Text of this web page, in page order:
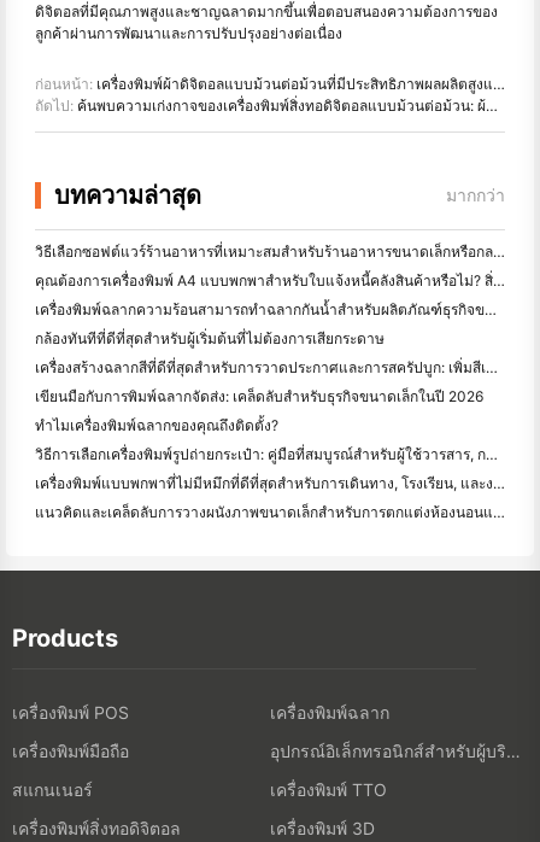
ดิจิตอลที่มีคุณภาพสูงและชาญฉลาดมากขึ้นเพื่อตอบสนองความต้องการของ
ลูกค้าผ่านการพัฒนาและการปรับปรุงอย่างต่อเนื่อง
ก่อนหน้า: เครื่องพิมพ์ผ้าดิจิตอลแบบม้วนต่อม้วนที่มีประสิทธิภาพผลผลิตสูงและสมาร์ทสูง DA188S
ถัดไป: ค้นพบความเก่งกาจของเครื่องพิมพ์สิ่งทอดิจิตอลแบบม้วนต่อม้วน: ผ้าที่คุณสามารถพิมพ์ได้
บทความล่าสุด มากกว่า
วิธีเลือกซอฟต์แวร์ร้านอาหารที่เหมาะสมสำหรับร้านอาหารขนาดเล็กหรือกลางของคุณ
คุณต้องการเครื่องพิมพ์ A4 แบบพกพาสำหรับใบแจ้งหนี้คลังสินค้าหรือไม่? สิ่งที่ทํางานจริง
เครื่องพิมพ์ฉลากความร้อนสามารถทำฉลากกันน้ำสำหรับผลิตภัณฑ์ธุรกิจขนาดเล็กได้หรือไม่?
กล้องทันทีที่ดีที่สุดสําหรับผู้เริ่มต้นที่ไม่ต้องการเสียกระดาษ
เครื่องสร้างฉลากสีที่ดีที่สุดสําหรับการวาดประกาศและการสครัปบูก: เพิ่มสีเพิ่มเติมในทุกหน้า
เขียนมือกับการพิมพ์ฉลากจัดส่ง: เคล็ดลับสําหรับธุรกิจขนาดเล็กในปี 2026
ทำไมเครื่องพิมพ์ฉลากของคุณถึงติดตั้ง?
วิธีการเลือกเครื่องพิมพ์รูปถ่ายกระเป๋า: คู่มือที่สมบูรณ์สําหรับผู้ใช้วารสาร, การเดินทาง, และ iPhone
เครื่องพิมพ์แบบพกพาที่ไม่มีหมึกที่ดีที่สุดสําหรับการเดินทาง, โรงเรียน, และงานมือถือ: Hanin MT620 Pro รีวิว
แนวคิดและเคล็ดลับการวางผนังภาพขนาดเล็กสำหรับการตกแต่งห้องนอนและห้องพัก
Products
เครื่องพิมพ์ POS
เครื่องพิมพ์ฉลาก
เครื่องพิมพ์มือถือ
อุปกรณ์อิเล็กทรอนิกส์สำหรับผู้บริโภค
สแกนเนอร์
เครื่องพิมพ์ TTO
เครื่องพิมพ์สิ่งทอดิจิตอล
เครื่องพิมพ์ 3D